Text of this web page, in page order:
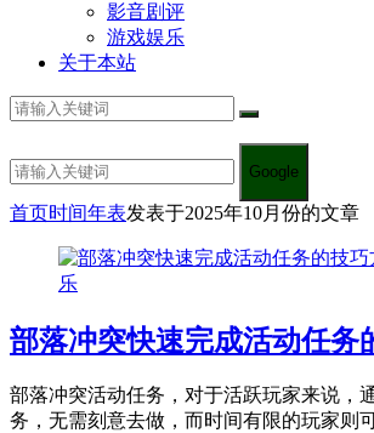
影音剧评
游戏娱乐
关于本站
Google
首页时间年表发表于2025年10月份的文章
乐
部落冲突快速完成活动任务
部落冲突活动任务，对于活跃玩家来说，
务，无需刻意去做，而时间有限的玩家则